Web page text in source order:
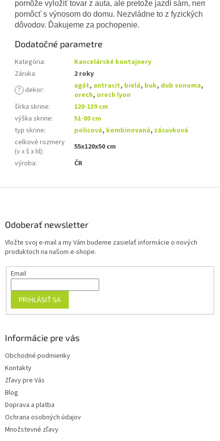
pomôže vyložiť tovar z auta, ale pretože jazdí sám,
pomôcť s výnosom do domu. Nezvládne to z fyzických ani
dôvodov. Ďakujeme za pochopenie.
Dodatočné parametre
Kategória:
Kancelárské kontajnery
Záruka:
2 roky
? dekor: agát, antracit, bielá, buk, dub sonoma,
orech, orech lyon
šírka skrine:
120-139 cm
výška skrine:
51-80 cm
typ skrine: policová, kombinovaná, zásuvková
celkové rozmery
(v x š x hl):
55x120x50 cm
výroba: ČR
Odoberať newsletter
Vložte svoj e-mail a my Vám budeme zasielať informácie o nových
produktoch na našom e-shope.
Email
PRIHLÁSIŤ SA
Informácie pre vás
Obchodné podmienky
Kontakty
Zľavy pre Vás
Blog
Doprava a platba
Ochrana osobných údajov
Množstevné zľavy